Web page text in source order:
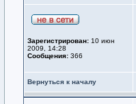
Зарегистрирован: 10 июн
2009, 14:28
Сообщения: 366
Вернуться к началу